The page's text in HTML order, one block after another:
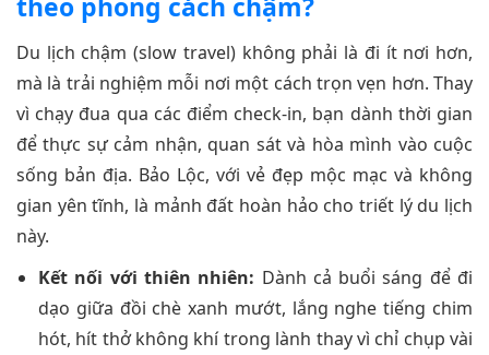
Du lịch chậm (slow travel) không phải là đi ít nơi hơn,
mà là trải nghiệm mỗi nơi một cách trọn vẹn hơn. Thay
vì chạy đua qua các điểm check-in, bạn dành thời gian
để thực sự cảm nhận, quan sát và hòa mình vào cuộc
sống bản địa. Bảo Lộc, với vẻ đẹp mộc mạc và không
gian yên tĩnh, là mảnh đất hoàn hảo cho triết lý du lịch
này.
Kết nối với thiên nhiên: Dành cả buổi sáng để đi
dạo giữa đồi chè xanh mướt, lắng nghe tiếng chim
hót, hít thở không khí trong lành thay vì chỉ chụp vài